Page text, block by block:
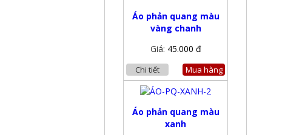
Áo phản quang màu
vàng chanh
Giá: 45.000 đ
Chi tiết Mua hàng
Áo phản quang màu
xanh